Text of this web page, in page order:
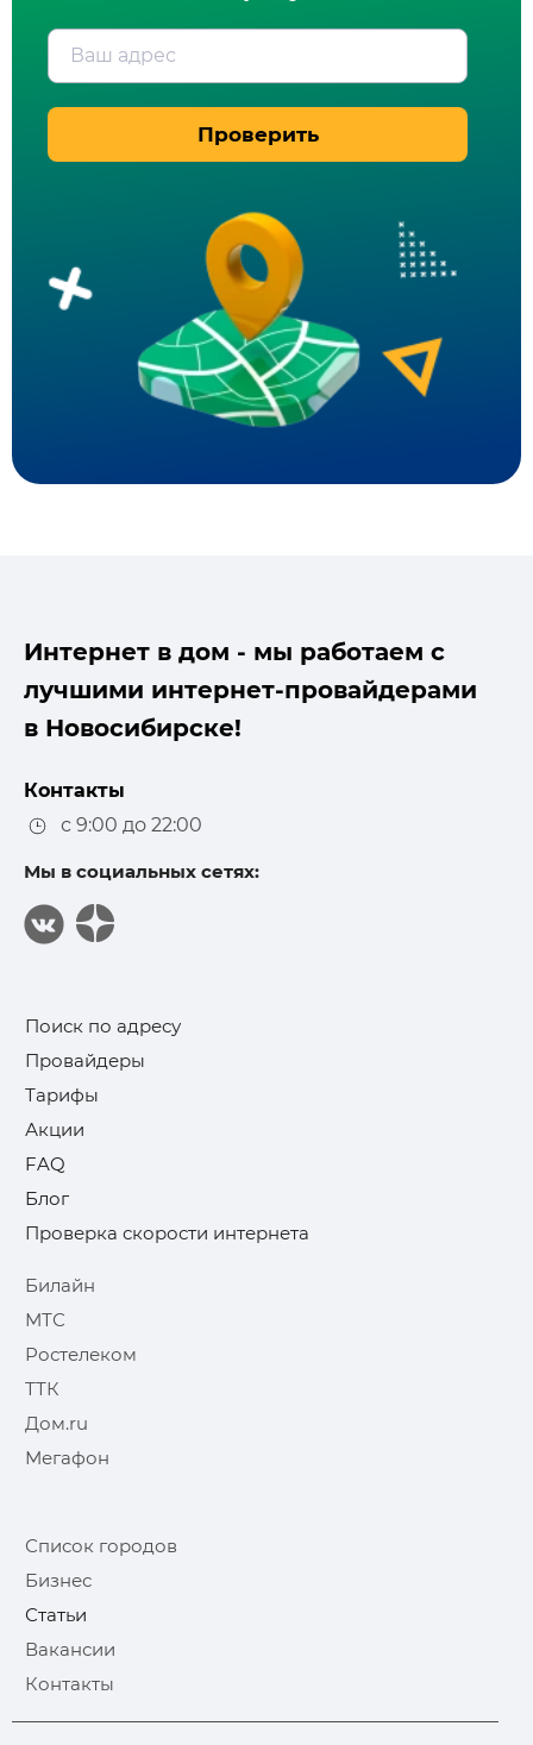
Ваш адрес
Проверить
Интернет в дом - мы работаем с
лучшими интернет-провайдерами
в Новосибирске!
Контакты
с 9:00 до 22:00
Мы в социальных сетях:
Поиск по адресу
Провайдеры
Тарифы
Акции
FAQ
Блог
Проверка скорости интернета
Билайн
МТС
Ростелеком
ТТК
Дом.ru
Мегафон
Список городов
Бизнес
Статьи
Вакансии
Контакты